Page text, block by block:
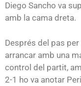
Diego Sancho va
amb la cama dreta.
Després del pas
arrancar amb una
control del partit,
2-1 ho va anotar